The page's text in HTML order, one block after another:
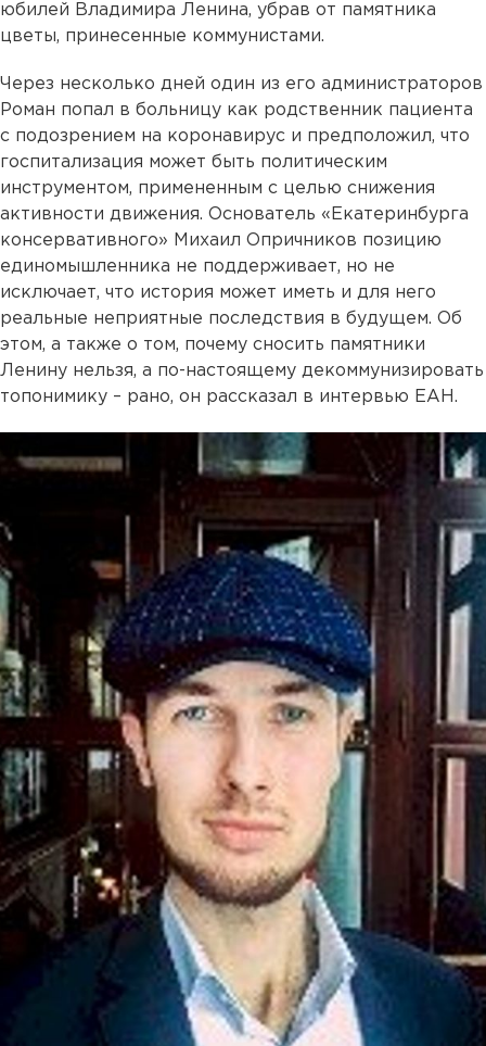
юбилей Владимира Ленина, убрав от памятника
цветы, принесенные коммунистами.
Через несколько дней один из его администраторов
Роман попал в больницу как родственник пациента
с подозрением на коронавирус и предположил, что
госпитализация может быть политическим
инструментом, примененным с целью снижения
активности движения. Основатель «Екатеринбурга
консервативного» Михаил Опричников позицию
единомышленника не поддерживает, но не
исключает, что история может иметь и для него
реальные неприятные последствия в будущем. Об
этом, а также о том, почему сносить памятники
Ленину нельзя, а по-настоящему декоммунизировать
топонимику – рано, он рассказал в интервью ЕАН.